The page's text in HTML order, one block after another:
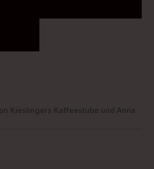
Kieslingers Kaffeestube und Anna